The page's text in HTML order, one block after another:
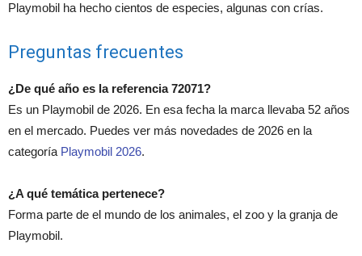
Playmobil ha hecho cientos de especies, algunas con crías.
Preguntas frecuentes
¿De qué año es la referencia 72071?
Es un Playmobil de 2026. En esa fecha la marca llevaba 52 años
en el mercado. Puedes ver más novedades de 2026 en la
categoría Playmobil 2026.
¿A qué temática pertenece?
Forma parte de el mundo de los animales, el zoo y la granja de
Playmobil.